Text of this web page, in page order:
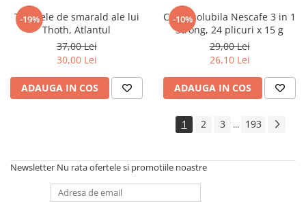
-19%
Tablitele de smarald ale lui
Thoth, Atlantul
37,00 Lei
30,00 Lei
ADAUGA IN COS
-10%
Cafea solubila Nescafe 3 in 1
Strong, 24 plicuri x 15 g
29,00 Lei
26,10 Lei
ADAUGA IN COS
1 2 3 ... 193
Newsletter Nu rata ofertele si promotiile noastre